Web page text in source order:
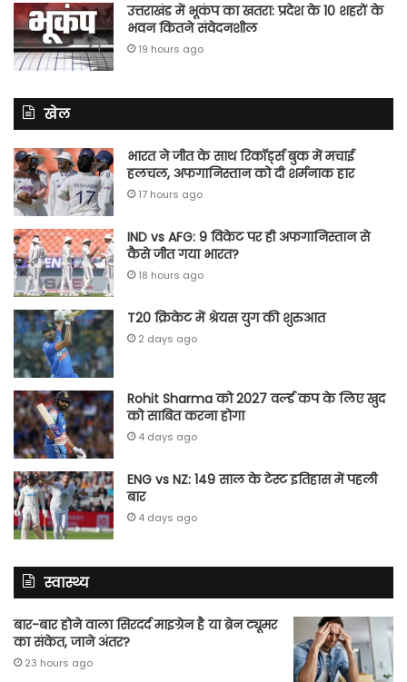
उत्तराखंड में भूकंप का खतरा: प्रदेश के 10 शहरों के
भवन कितने संवेदनशील
19 hours ago
खेल
भारत ने जीत के साथ रिकॉर्ड्स बुक में मचाई
हलचल, अफगानिस्तान को दी शर्मनाक हार
17 hours ago
IND vs AFG: 9 विकेट पर ही अफगानिस्तान से
कैसे जीत गया भारत?
18 hours ago
T20 क्रिकेट में श्रेयस युग की शुरुआत
2 days ago
Rohit Sharma को 2027 वर्ल्‍ड कप के लिए खुद
को साबित करना होगा
4 days ago
ENG vs NZ: 149 साल के टेस्‍ट इतिहास में पहली
बार
4 days ago
स्वास्थ्य
बार-बार होने वाला सिरदर्द माइग्रेन है या ब्रेन ट्यूमर
का संकेत, जाने अंतर?
23 hours ago